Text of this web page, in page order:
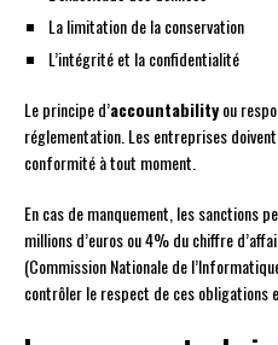
La limitation de la conservation
L’intégrité et la confidentialité
Le principe d’accountabilityou
réglementation. Les entreprises
conformité à tout moment.
En cas de manquement, les sanctions
millions d’euros ou 4% du chiffre
(Commission Nationale de
contrôler le respect de ces obligations